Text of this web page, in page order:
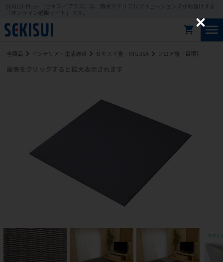
SEKISUI Plus+（セキスイプラス）は、積水マテリアルソリューションズがお届けする
「オンライン通販サイト」 です。
全商品 インテリア・生活雑貨 セキスイ畳 MIGUSA フロア畳［目積］
C